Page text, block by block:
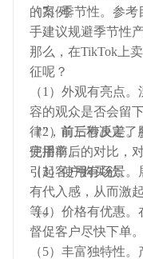
的案例。
（7）季节性。参
手建议规避季节性
那么，在TikTok上
征呢？
（1）外观有亮点
容的观众是否会留
律”，前三秒决定了
完播率。
（2）前后有反差。
使用前后的对比，
引起客户购买欲。
（3）使用有场景
有代入感，从而激
等。
（4）价格有优惠。
督促客户尽快下单。
（5）丰富独特性